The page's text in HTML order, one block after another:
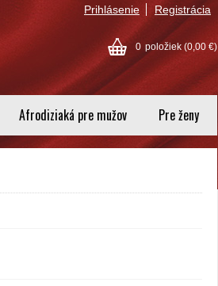
Prihlásenie Registrácia
0 položiek (0,00 €)
Afrodiziaká pre mužov Pre ženy